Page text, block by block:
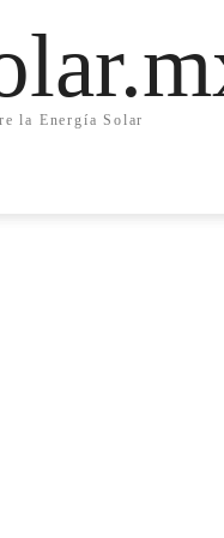
la Energía Solar